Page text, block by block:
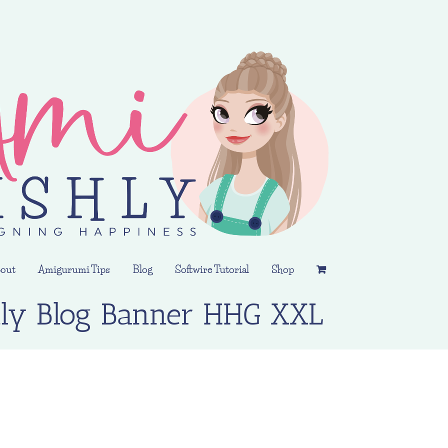
Amigurumi Tips Blog Softwire Tutorial Shop
Blog Banner HHG XXL
ontvang je 25% korting op alle losse Amilishly patronen bij een minimale besteding van €10,-. Geldig tot en met